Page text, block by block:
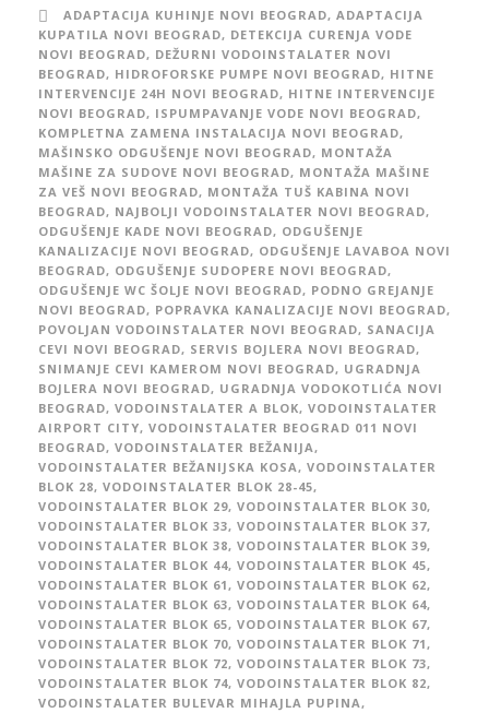
ADAPTACIJA KUHINJE NOVI BEOGRAD, ADAPTACIJA
KUPATILA NOVI BEOGRAD, DETEKCIJA CURENJA VODE
NOVI BEOGRAD, DEŽURNI VODOINSTALATER NOVI
BEOGRAD, HIDROFORSKE PUMPE NOVI BEOGRAD, HITNE
INTERVENCIJE 24H NOVI BEOGRAD, HITNE INTERVENCIJE
NOVI BEOGRAD, ISPUMPAVANJE VODE NOVI BEOGRAD,
KOMPLETNA ZAMENA INSTALACIJA NOVI BEOGRAD,
MAŠINSKO ODGUŠENJE NOVI BEOGRAD, MONTAŽA
MAŠINE ZA SUDOVE NOVI BEOGRAD, MONTAŽA MAŠINE
ZA VEŠ NOVI BEOGRAD, MONTAŽA TUŠ KABINA NOVI
BEOGRAD, NAJBOLJI VODOINSTALATER NOVI BEOGRAD,
ODGUŠENJE KADE NOVI BEOGRAD, ODGUŠENJE
KANALIZACIJE NOVI BEOGRAD, ODGUŠENJE LAVABOA NOVI
BEOGRAD, ODGUŠENJE SUDOPERE NOVI BEOGRAD,
ODGUŠENJE WC ŠOLJE NOVI BEOGRAD, PODNO GREJANJE
NOVI BEOGRAD, POPRAVKA KANALIZACIJE NOVI BEOGRAD,
POVOLJAN VODOINSTALATER NOVI BEOGRAD, SANACIJA
CEVI NOVI BEOGRAD, SERVIS BOJLERA NOVI BEOGRAD,
SNIMANJE CEVI KAMEROM NOVI BEOGRAD, UGRADNJA
BOJLERA NOVI BEOGRAD, UGRADNJA VODOKOTLIĆA NOVI
BEOGRAD, VODOINSTALATER A BLOK, VODOINSTALATER
AIRPORT CITY, VODOINSTALATER BEOGRAD 011 NOVI
BEOGRAD, VODOINSTALATER BEŽANIJA,
VODOINSTALATER BEŽANIJSKA KOSA, VODOINSTALATER
BLOK 28, VODOINSTALATER BLOK 28-45,
VODOINSTALATER BLOK 29, VODOINSTALATER BLOK 30,
VODOINSTALATER BLOK 33, VODOINSTALATER BLOK 37,
VODOINSTALATER BLOK 38, VODOINSTALATER BLOK 39,
VODOINSTALATER BLOK 44, VODOINSTALATER BLOK 45,
VODOINSTALATER BLOK 61, VODOINSTALATER BLOK 62,
VODOINSTALATER BLOK 63, VODOINSTALATER BLOK 64,
VODOINSTALATER BLOK 65, VODOINSTALATER BLOK 67,
VODOINSTALATER BLOK 70, VODOINSTALATER BLOK 71,
VODOINSTALATER BLOK 72, VODOINSTALATER BLOK 73,
VODOINSTALATER BLOK 74, VODOINSTALATER BLOK 82,
VODOINSTALATER BULEVAR MIHAJLA PUPINA,